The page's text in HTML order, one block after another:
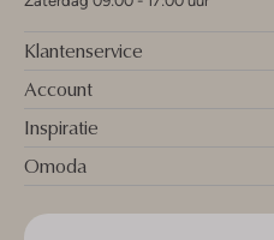
Klantenservice
Account
Inspiratie
Omoda